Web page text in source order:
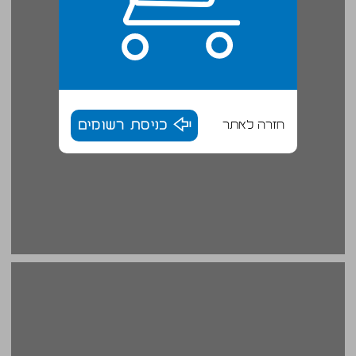
חזרה לאתר כניסת רשומים